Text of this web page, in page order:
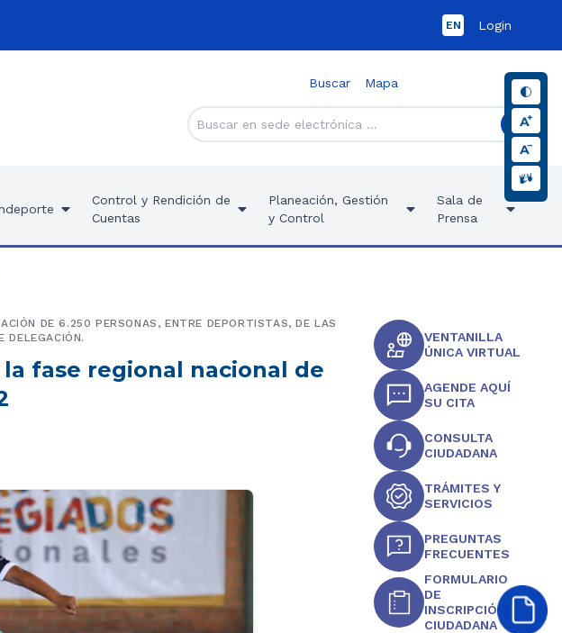
EN Login
Buscar Mapa
Control y Rendición de
Cuentas
Planeación, Gestión
y Control
Sala de
Prensa
fase regional nacional de
DE 6.250 PERSONAS, ENTRE DEPORTISTAS, DE LAS
DELEGACIÓN.
VENTANILLA
ÚNICA VIRTUAL
AGENDE AQUÍ
SU CITA
CONSULTA
CIUDADANA
TRÁMITES Y
SERVICIOS
PREGUNTAS
FRECUENTES
FORMULARIO
DE
INSCRIPCIÓN
CIUDADANA